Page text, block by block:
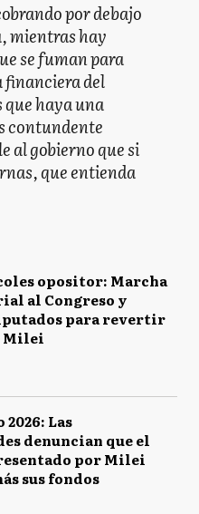
por debajo
mientras hay
se fuman para
del
que haya una
contundente
al gobierno que si
que entienda
opositor: Marcha
al Congreso y
para revertir
Milei
Las
denuncian que el
por Milei
sus fondos